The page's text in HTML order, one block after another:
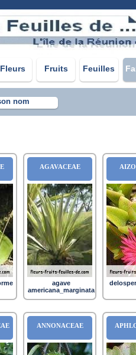
Fleurs Fruits Feuilles
nom
AGAVACEAE
agave
americana_marginata
ANNONACEAE